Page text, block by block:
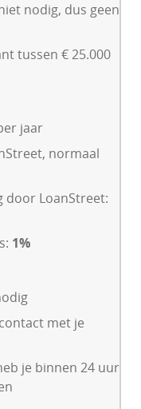
nodig, dus geen
tussen € 25.000
jaar
normaal
door LoanStreet:
1%
met je
je binnen 24 uur